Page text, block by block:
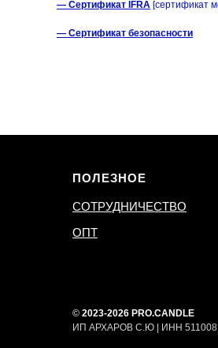
— Сертификат IFRA [сертификат
— Сертификат безопасности
ПОЛЕЗНОЕ
СОТРУДНИЧЕСТВО
ОПТ
© 2023-2026 PRO.CANDLE
ИП АРХАРОВ С.Ю | ИНН